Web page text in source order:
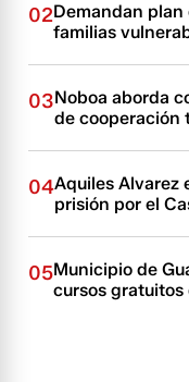
02Demandan
familias
03Noboa aborda
de cooperación
04Aquiles Alvarez
prisión por el
05Municipio de
cursos gratuitos